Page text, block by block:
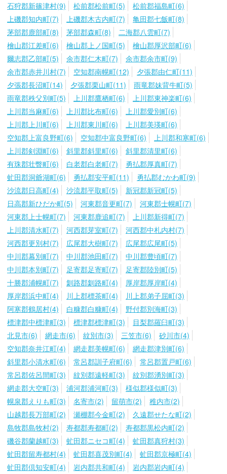
石狩郡新篠津村(9)
松前郡松前町(5)
松前郡福島町(6)
上磯郡知内町(7)
上磯郡木古内町(7)
亀田郡七飯町(8)
茅部郡鹿部町(8)
茅部郡森町(8)
二海郡八雲町(7)
檜山郡江差町(6)
檜山郡上ノ国町(5)
檜山郡厚沢部町(6)
爾志郡乙部町(5)
余市郡仁木町(7)
余市郡余市町(9)
余市郡赤井川村(7)
空知郡南幌町(12)
夕張郡由仁町(11)
夕張郡長沼町(14)
夕張郡栗山町(11)
雨竜郡妹背牛町(5)
雨竜郡秩父別町(5)
上川郡鷹栖町(6)
上川郡東神楽町(6)
上川郡当麻町(6)
上川郡比布町(6)
上川郡愛別町(6)
上川郡上川町(6)
上川郡東川町(6)
上川郡美瑛町(6)
空知郡上富良野町(6)
空知郡中富良野町(6)
上川郡和寒町(6)
上川郡剣淵町(6)
斜里郡斜里町(6)
斜里郡清里町(6)
有珠郡壮瞥町(6)
白老郡白老町(7)
勇払郡厚真町(7)
虻田郡洞爺湖町(6)
勇払郡安平町(11)
勇払郡むかわ町(9)
沙流郡日高町(4)
沙流郡平取町(5)
新冠郡新冠町(5)
日高郡新ひだか町(5)
河東郡音更町(7)
河東郡士幌町(7)
河東郡上士幌町(7)
河東郡鹿追町(7)
上川郡新得町(7)
上川郡清水町(7)
河西郡芽室町(7)
河西郡中札内村(7)
河西郡更別村(7)
広尾郡大樹町(7)
広尾郡広尾町(5)
中川郡幕別町(7)
中川郡池田町(7)
中川郡豊頃町(7)
中川郡本別町(7)
足寄郡足寄町(7)
足寄郡陸別町(5)
十勝郡浦幌町(7)
釧路郡釧路町(4)
厚岸郡厚岸町(4)
厚岸郡浜中町(4)
川上郡標茶町(4)
川上郡弟子屈町(3)
阿寒郡鶴居村(4)
白糠郡白糠町(4)
野付郡別海町(3)
標津郡中標津町(3)
標津郡標津町(3)
目梨郡羅臼町(3)
北見市(6)
網走市(6) 紋別市(3) 三笠市(6)
砂川市(4)
空知郡奈井江町(4)
網走郡美幌町(6)
網走郡津別町(6)
斜里郡小清水町(6)
常呂郡訓子府町(6)
常呂郡置戸町(6)
常呂郡佐呂間町(3)
紋別郡遠軽町(3)
紋別郡湧別町(3)
網走郡大空町(3)
浦河郡浦河町(3)
様似郡様似町(3)
幌泉郡えりも町(3)
名寄市(2) 留萌市(2)
稚内市(2)
山越郡長万部町(2)
瀬棚郡今金町(2)
久遠郡せたな町(2)
島牧郡島牧村(2)
寿都郡寿都町(2)
寿都郡黒松内町(2)
磯谷郡蘭越町(3)
虻田郡ニセコ町(4)
虻田郡真狩村(3)
虻田郡留寿都村(4)
虻田郡喜茂別町(4)
虻田郡京極町(4)
虻田郡倶知安町(4)
岩内郡共和町(4)
岩内郡岩内町(4)